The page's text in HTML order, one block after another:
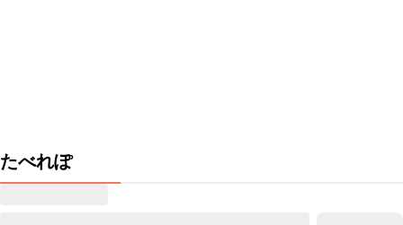
たべれぽ